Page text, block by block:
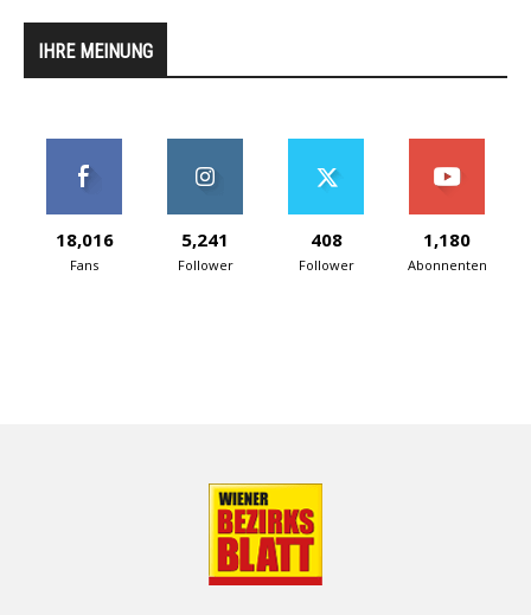
IHRE MEINUNG
18,016
Fans
5,241
Follower
408
Follower
1,180
Abonnenten